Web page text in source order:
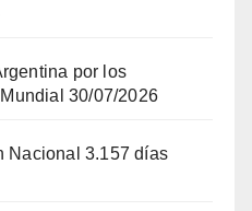
por los
30/07/2026
Nacional 3.157 días